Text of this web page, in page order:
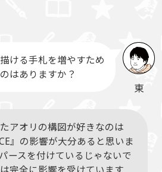
東
ける手札を増やすため
はありますか？
アオリの構図が好きなのは
』の影響が大分あると思いま
ースを付けているじゃないで